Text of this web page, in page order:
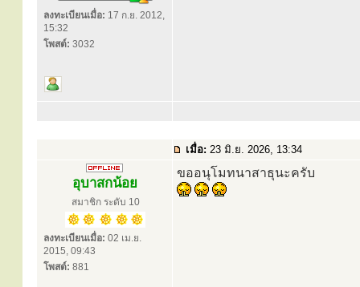
ลงทะเบียนเมื่อ: 17 ก.ย. 2012,
15:32
โพสต์: 3032
เมื่อ: 23 มิ.ย. 2026, 13:34
อุบาสกน้อย
สมาชิก ระดับ 10
ลงทะเบียนเมื่อ: 02 เม.ย.
2015, 09:43
โพสต์: 881
ขออนุโมทนาสาธุนะครับ